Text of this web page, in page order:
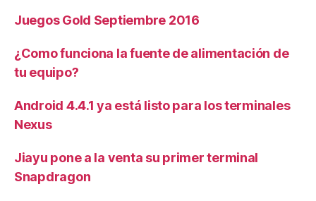
Juegos Gold Septiembre 2016
¿Como funciona la fuente de alimentación de
tu equipo?
Android 4.4.1 ya está listo para los terminales
Nexus
Jiayu pone a la venta su primer terminal
Snapdragon